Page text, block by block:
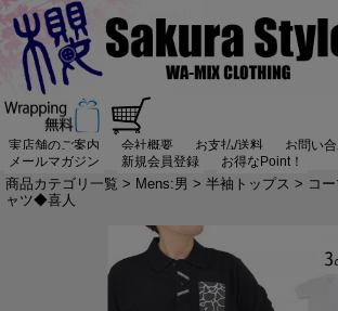
実店舗のご案内 会社概要 お支払/送料
お問い
メールマガジン
新規会員登録 お得なPoint！
商品カテゴリ一覧 > Mens:男 > 半袖トップス > コ
ャツ◆喜人